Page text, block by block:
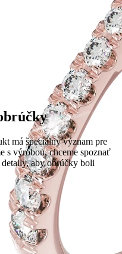
má špeciálny význam pre
s výrobou, chceme spoznať
aby obrúčky boli